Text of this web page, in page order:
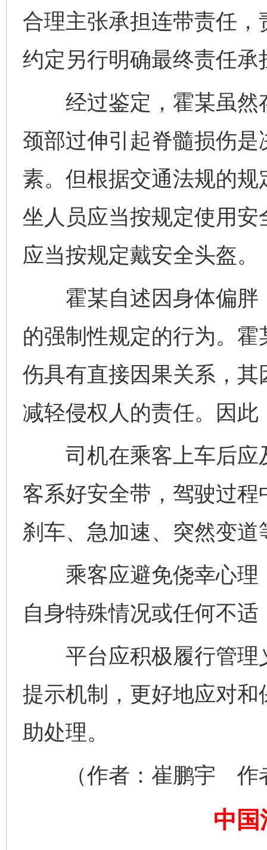
合理主张承担连带责任
约定另行明确最终责任承
经过鉴定，霍某虽然
颈部过伸引起脊髓损伤
素。但根据交通法规的
坐人员应当按规定使用
应当按规定戴安全头盔。
霍某自述因身体偏胖
的强制性规定的行为。
伤具有直接因果关系，
减轻侵权人的责任。因
司机在乘客上车后应
客系好安全带，驾驶过
刹车、急加速、突然变道
乘客应避免侥幸心理
自身特殊情况或任何不
平台应积极履行管理
提示机制，更好地应对
助处理。
（作者：崔鹏宇 作者
中国
完善运行机制助力责任有效落实 一纸欠